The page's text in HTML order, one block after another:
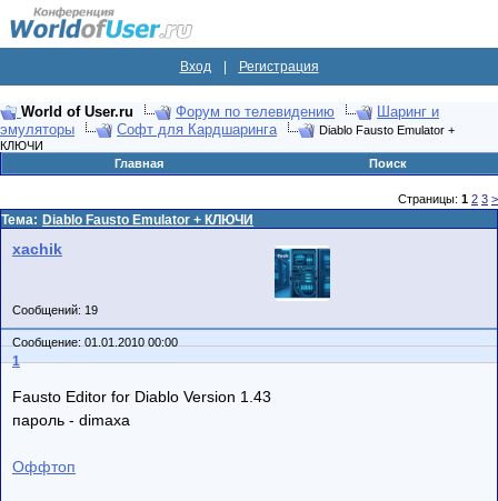
Вход Регистрация
World of User.ru Форум по телевидению
Шаринг и
эмуляторы
Софт для Кардшаринга
Diablo Fausto Emulator +
КЛЮЧИ
Главная
Поиск
Страницы: 1 2 3 >
Тема: Diablo Fausto Emulator + КЛЮЧИ
xachik
Сообщений: 19
Сообщение: 01.01.2010 00:00
1
Fausto Editor for Diablo Version 1.43
пароль - dimaxa
Оффтоп